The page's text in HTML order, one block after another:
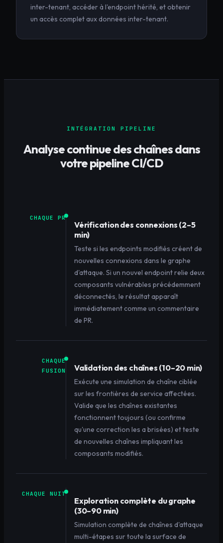
inter-tenant, accéder à l'endpoint hérité, et obtenir
un accès complet aux données inter-tenant.
INTÉGRATION PIPELINE
Analyse continue des chaînes dans
votre pipeline CI/CD
CHAQUE PR
Vérification des connexions (2–5
min)
Teste si les endpoints modifiés créent de
nouvelles connexions dans le graphe
d'attaque. Si un nouvel endpoint relie deux
composants vulnérables précédemment
déconnectés, le résultat apparaît
immédiatement comme un commentaire
de PR.
CHAQUE
FUSION
Validation des chaînes (10–20 min)
Exécute une simulation de chaîne ciblée
sur les frontières de service affectées.
Valide que les chaînes existantes
fonctionnent toujours (ou confirme
qu'une correction les a brisées) et teste
de nouvelles chaînes impliquant les
composants modifiés.
CHAQUE NUIT
Exploration complète du graphe
(30–90 min)
Simulation complète de chaînes d'attaque
multi-étapes sur toute la surface de